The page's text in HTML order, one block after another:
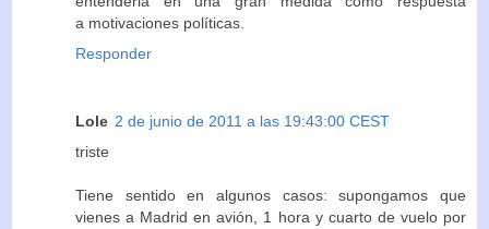
a motivaciones políticas.
Responder
Lole 2 de junio de 2011 a las 19:43:00 CEST
triste
Tiene sentido en algunos casos: supongamos que
vienes a Madrid en avión, 1 hora y cuarto de vuelo por